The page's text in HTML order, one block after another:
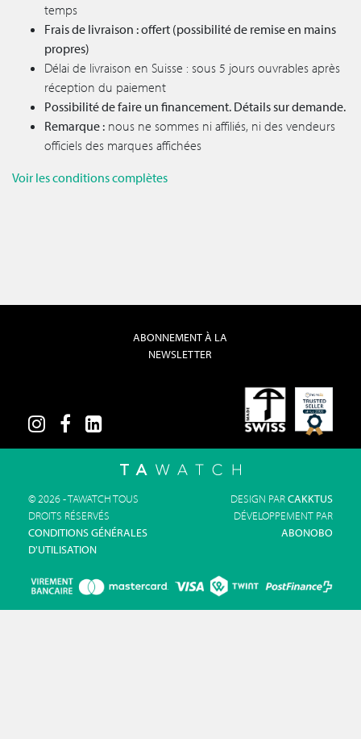
temps
Frais de livraison : offert (possibilité de remise en mains
propres)
Délai de livraison en Suisse : sous 5 jours ouvrables après
réception du paiement
Possibilité de faire un financement. Détails sur demande.
Remarque : nous ne sommes ni affiliés, ni des vendeurs
officiels des marques affichées
Voir les conditions complètes
ABONNEMENT À LA
NEWSLETTER
© 2026 - TAWATCH TOUS
DROITS RÉSERVÉS
CONDITIONS GÉNÉRALES
D'UTILISATION
DESIGN PARCAKKTUS
DÉVELOPPEMENT PAR
ABONOBO